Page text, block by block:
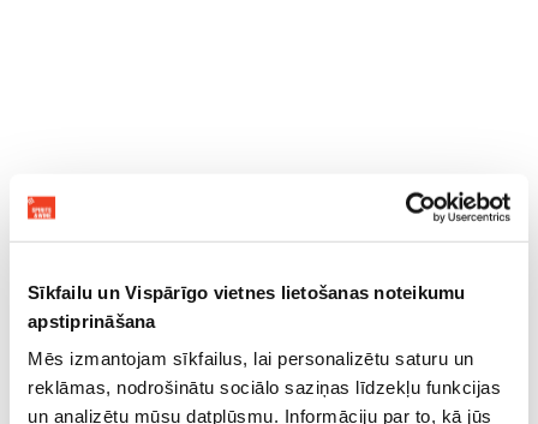
Sīkfailu un Vispārīgo vietnes lietošanas noteikumu
apstiprināšana
Mēs izmantojam sīkfailus, lai personalizētu saturu un
reklāmas, nodrošinātu sociālo saziņas līdzekļu funkcijas
un analizētu mūsu datplūsmu. Informāciju par to, kā jūs